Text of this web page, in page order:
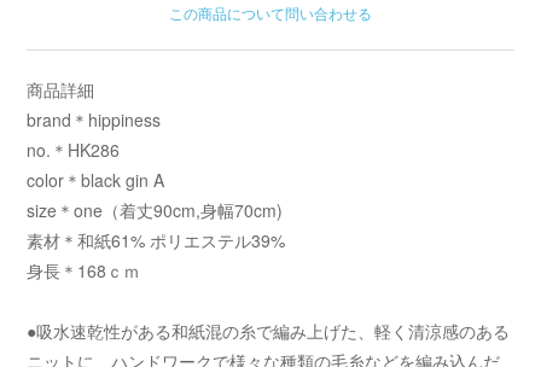
この商品について問い合わせる
商品詳細
brand＊hippiness
no.＊HK286
color＊black gin A
size＊one（着丈90cm,身幅70cm)
素材＊和紙61% ポリエステル39%
身長＊168ｃｍ
●吸水速乾性がある和紙混の糸で編み上げた、軽く清涼感のある
ニットに、ハンドワークで様々な種類の毛糸などを編み込んだ